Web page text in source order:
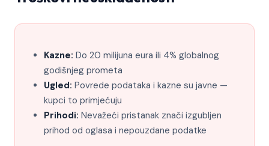
Kazne: Do 20 milijuna eura ili 4% globalnog
godišnjeg prometa
Ugled: Povrede podataka i kazne su javne —
kupci to primjećuju
Prihodi: Nevažeći pristanak znači izgubljen
prihod od oglasa i nepouzdane podatke